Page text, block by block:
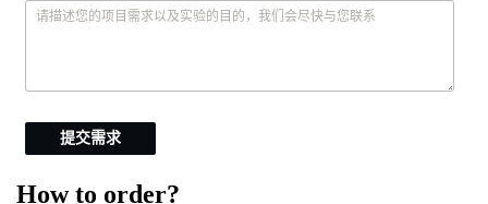
提交需求
How to order?